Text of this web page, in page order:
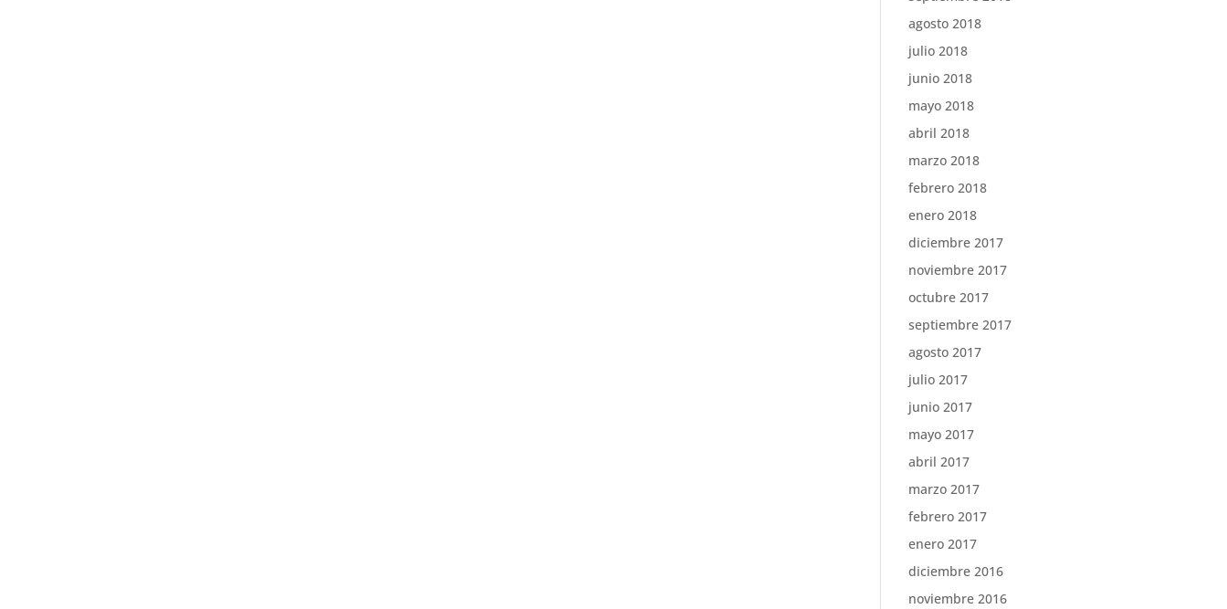
agosto 2018
julio 2018
junio 2018
mayo 2018
abril 2018
marzo 2018
febrero 2018
enero 2018
diciembre 2017
noviembre 2017
octubre 2017
septiembre 2017
agosto 2017
julio 2017
junio 2017
mayo 2017
abril 2017
marzo 2017
febrero 2017
enero 2017
diciembre 2016
noviembre 2016